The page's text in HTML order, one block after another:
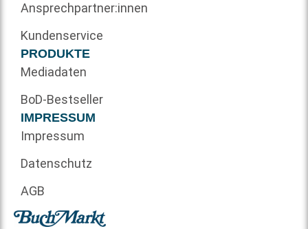
Ansprechpartner:innen
Kundenservice
PRODUKTE
Mediadaten
BoD-Bestseller
IMPRESSUM
Impressum
Datenschutz
AGB